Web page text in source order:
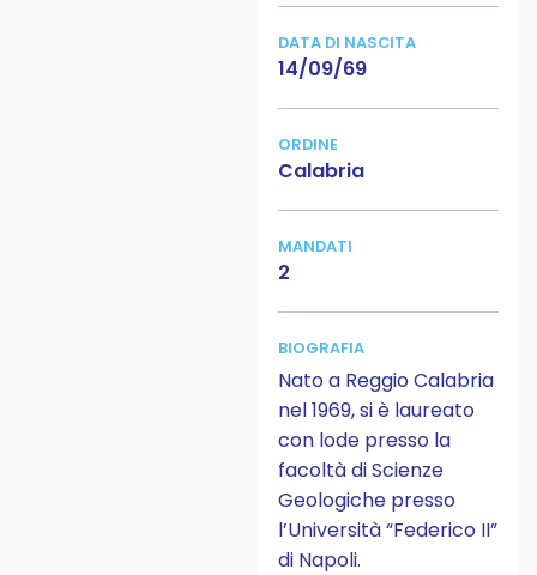
DATA DI NASCITA
14/09/69
ORDINE
Calabria
MANDATI
2
BIOGRAFIA
Nato a Reggio Calabria
nel 1969, si è laureato
con lode presso la
facoltà di Scienze
Geologiche presso
l’Università “Federico II”
di Napoli.